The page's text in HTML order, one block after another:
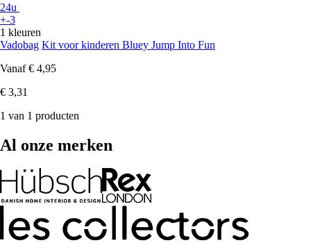
24u
+-3
1 kleuren
Vadobag Kit voor kinderen Bluey Jump Into Fun
Vanaf € 4,95
€ 3,31
1 van 1 producten
Al onze merken